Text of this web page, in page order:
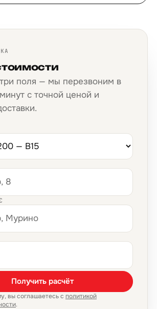
поля — мы перезвоним в
с точной ценой и
Получить расчёт
вы соглашаетесь с политикой
.